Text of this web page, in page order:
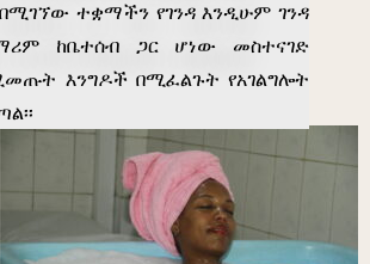
ተቋማችን የገንዳ እንዲሁም ገንዳ
ከቤተሰብ ጋር ሆነው መስተናገድ
እንግዶች በሚፈልጉት የአገልግሎት